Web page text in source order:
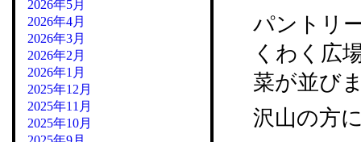
パントリ
くわく広
菜が並び
沢山の方
2026年5月
2026年4月
2026年3月
2026年2月
2026年1月
2025年12月
2025年11月
2025年10月